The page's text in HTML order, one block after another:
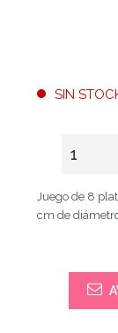
SIN
Juego de 8
cm de